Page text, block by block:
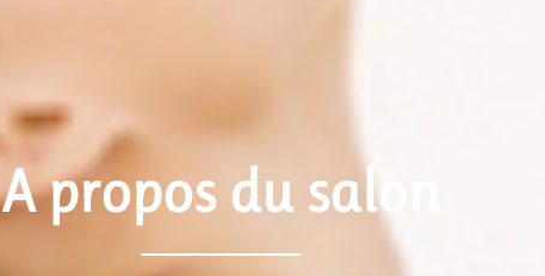
A propos du salon